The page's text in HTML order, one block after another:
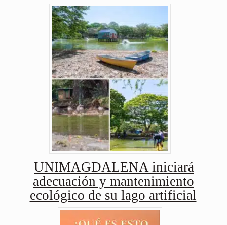
UNIMAGDALENA iniciará
adecuación y mantenimiento
ecológico de su lago artificial